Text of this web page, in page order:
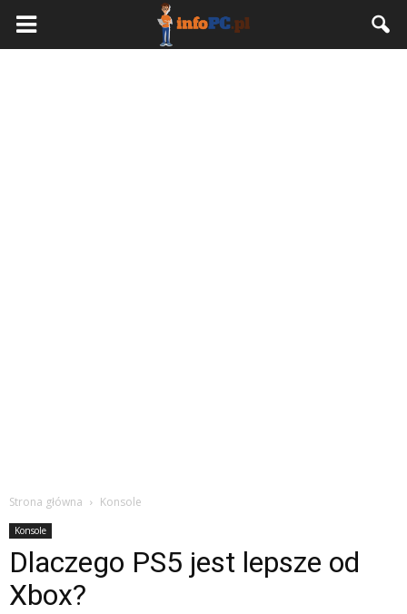
Strona główna Konsole
Konsole
Dlaczego PS5 jest lepsze od
Xbox?